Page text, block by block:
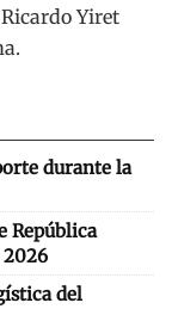
Yiret
durante la
República
del